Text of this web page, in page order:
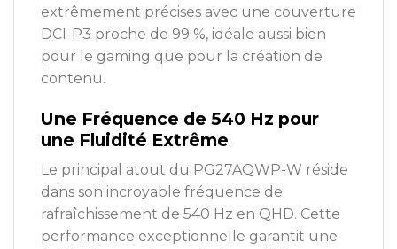
extrêmement précises avec une couverture
DCI-P3 proche de 99 %, idéale aussi bien
pour le gaming que pour la création de
contenu.
Une Fréquence de 540 Hz pour
une Fluidité Extrême
Le principal atout du PG27AQWP-W réside
dans son incroyable fréquence de
rafraîchissement de 540 Hz en QHD. Cette
performance exceptionnelle garantit une